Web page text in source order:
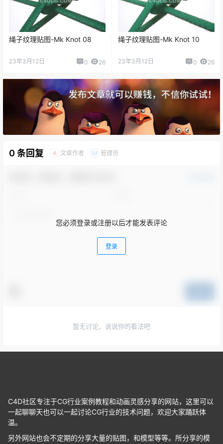
绳子纹理贴图-Mk Knot 08
23年3月12日 0 26
绳子纹理贴图-Mk Knot 10
23年3月12日 0 26
0 条回复 A 文章作者 M 管理员
您必须登录或注册以后才能发表评论
登录
暂无讨论，说说你的看法吧
C4D社区专注于CG行业案例教程和动画灵感分享的网站，这里可以
一起聊聊天也可以一起讨论CG行业的技术问题，欢迎大家踊跃体
温。
另外网站也会不定期的分享大量的贴图，和模型等等。所分享的模